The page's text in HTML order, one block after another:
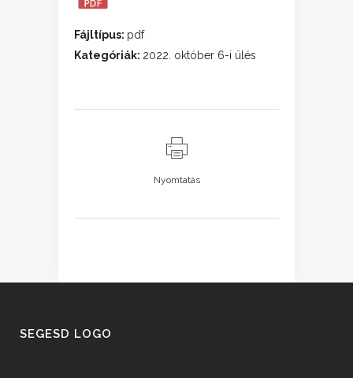
Fájltípus: pdf
Kategóriák: 2022. október 6-i ülés
Nyomtatás
SEGESD LOGO